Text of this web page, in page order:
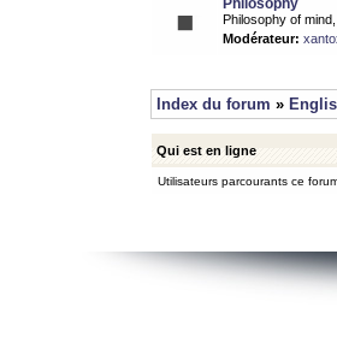
Philosophy
Philosophy of
Modérateur:
Index du forum »
Qui est en ligne
Utilisateurs parcourants ce